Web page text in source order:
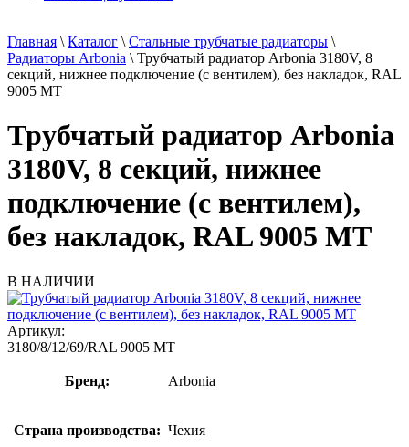
Главная \ Каталог \ Стальные трубчатые радиаторы \
Радиаторы Arbonia \ Трубчатый радиатор Arbonia 3180V, 8
секций, нижнее подключение (с вентилем), без накладок, RAL
9005 МТ
Трубчатый радиатор Arbonia
3180V, 8 секций, нижнее
подключение (с вентилем),
без накладок, RAL 9005 МТ
В НАЛИЧИИ
Артикул:
3180/8/12/69/RAL 9005 МТ
Бренд: Arbonia
Страна производства: Чехия